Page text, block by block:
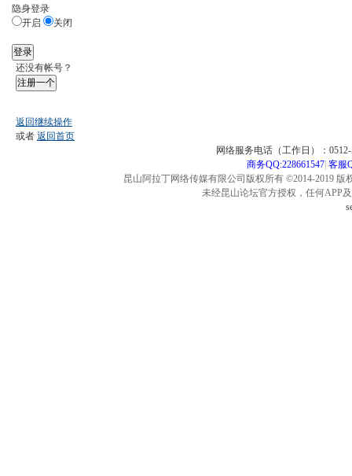
隐身登录
开启
关闭
登录
还没有帐号？
注册一个
返回继续操作
或者 返回首页
网络服务电话（工作日）：
商务QQ:228661547| 客服
昆山阿拉丁网络传媒有限公司版权所有 ©2014-2019
未经昆山论坛官方授权，任何APP